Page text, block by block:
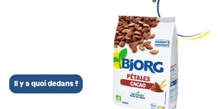
Il y a quoi dedans ?